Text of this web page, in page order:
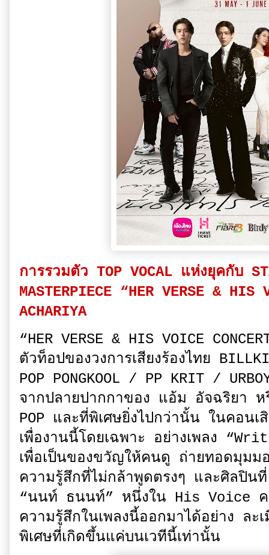
การรวมตัว TOP VOCAL แห่งยุคกับ
MASTERPIECE “HER VERSE &
ACHARIYA
“HER VERSE & HIS VOICE
ตัวท็อปของวงการเสียงร้องไทย
POP PONGKOOL / PP KRIT /
จากปลายปากกาของ แอ้ม อัจฉริยา ห
POP และที่พิเศษยิ่งไปกว่านั้น ในคอน
เพื่องานนี้โดยเฉพาะ อย่างเพลง
เพื่อเป็นของขวัญให้คนดู ถ่ายทอดมุมม
ความรู้สึกที่ไม่กล้าพูดตรงๆ และศิลปิน
“นนท์ ธนนท์” หนึ่งใน His Voice ค
ความรู้สึกในเพลงนี้ออกมาได้อย่าง ล
พิเศษที่เกิดขึ้นแค่บนเวทีนี้เท่านั้น